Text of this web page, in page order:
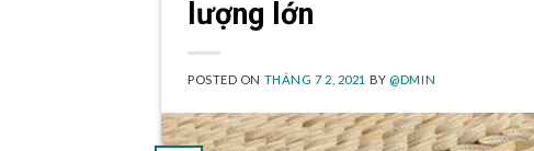
lượng lớn
POSTED ON THÁNG 7 2, 2021 BY @DMIN